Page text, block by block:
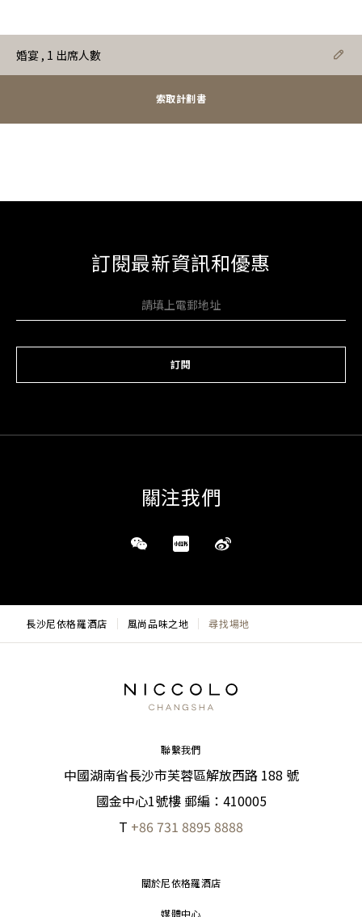
婚宴 , 1 出席人數
索取計劃書
訂閱最新資訊和優惠
訂閱
關注我們
長沙尼依格羅酒店 風尚品味之地 尋找場地
聯繫我們
中國湖南省長沙市芙蓉區解放西路 188 號
國金中心1號樓 郵編：410005
T +86 731 8895 8888
關於尼依格羅酒店
媒體中心